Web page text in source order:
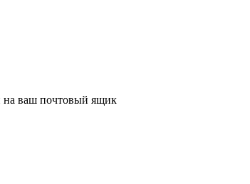
на ваш почтовый ящик